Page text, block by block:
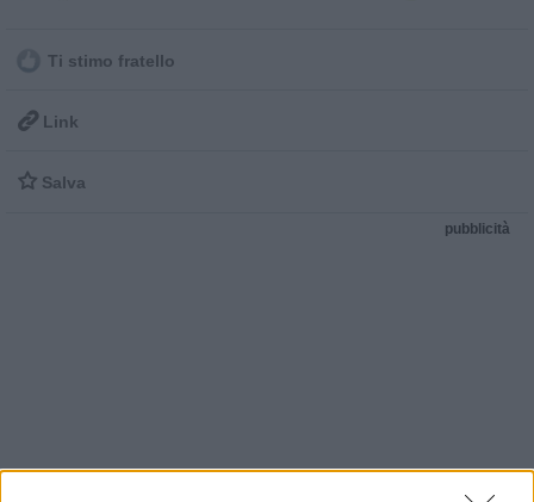
Ti stimo fratello
 Link
 Salva
pubblicità